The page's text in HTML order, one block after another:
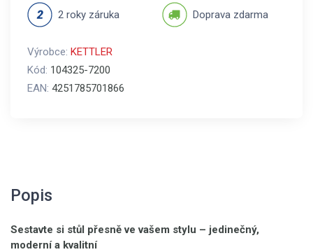
2 roky záruka Doprava zdarma
Výrobce: KETTLER
Kód: 104325-7200
EAN: 4251785701866
Popis
Sestavte si stůl přesně ve vašem stylu – jedinečný,
moderní a kvalitní